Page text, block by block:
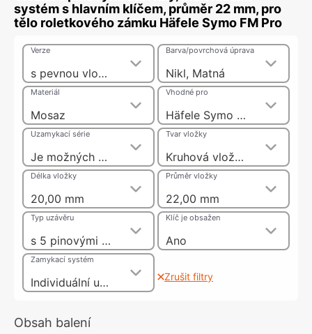
systém s hlavním klíčem, průměr 22 mm, pro
tělo roletkového zámku Häfele Symo FM Pro
s pevnou vložkou s pinovými stavítky
Verze
Nikl, Matná
Barva/povrchová úprava
Mosaz
Materiál
Häfele Symo FM Pro tělo zadlabacího zámku a tělo roletkového zámku
Vhodné pro
Je možných 20000 různých uzamykacích sérií
Uzamykací série
Kruhová vložka
Tvar vložky
20,00 mm
Délka vložky
22,00 mm
Průměr vložky
s 5 pinovými stavítky
Typ uzávěru
Ano
Klíč je obsažen
Individuální uzamykací systém HK
Zamykací systém
Zrušit filtry
Obsah balení